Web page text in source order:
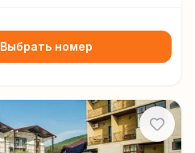
Выбрать номер